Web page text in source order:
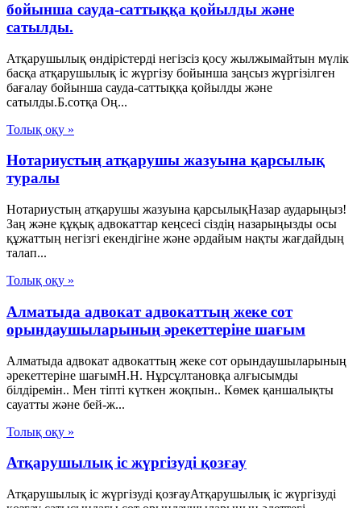
бойынша сауда-саттыққа қойылды және
сатылды.
Атқарушылық өндірістерді негізсіз қосу жылжымайтын мүлік
басқа атқарушылық іс жүргізу бойынша заңсыз жүргізілген
бағалау бойынша сауда-саттыққа қойылды және
сатылды.Б.сотқа Оң...
Толық оқу »
Нотариустың атқарушы жазуына қарсылық
туралы
Нотариустың атқарушы жазуына қарсылықНазар аударыңыз!
Заң және құқық адвокаттар кеңсесі сіздің назарыңызды осы
құжаттың негізгі екендігіне және әрдайым нақты жағдайдың
талап...
Толық оқу »
Алматыда адвокат адвокаттың жеке сот
орындаушыларының әрекеттеріне шағым
Алматыда адвокат адвокаттың жеке сот орындаушыларының
әрекеттеріне шағымН.Н. Нұрсұлтановқа алғысымды
білдіремін.. Мен тіпті күткен жоқпын.. Көмек қаншалықты
сауатты және бей-ж...
Толық оқу »
Атқарушылық іс жүргізуді қозғау
Атқарушылық іс жүргізуді қозғауАтқарушылық іс жүргізуді